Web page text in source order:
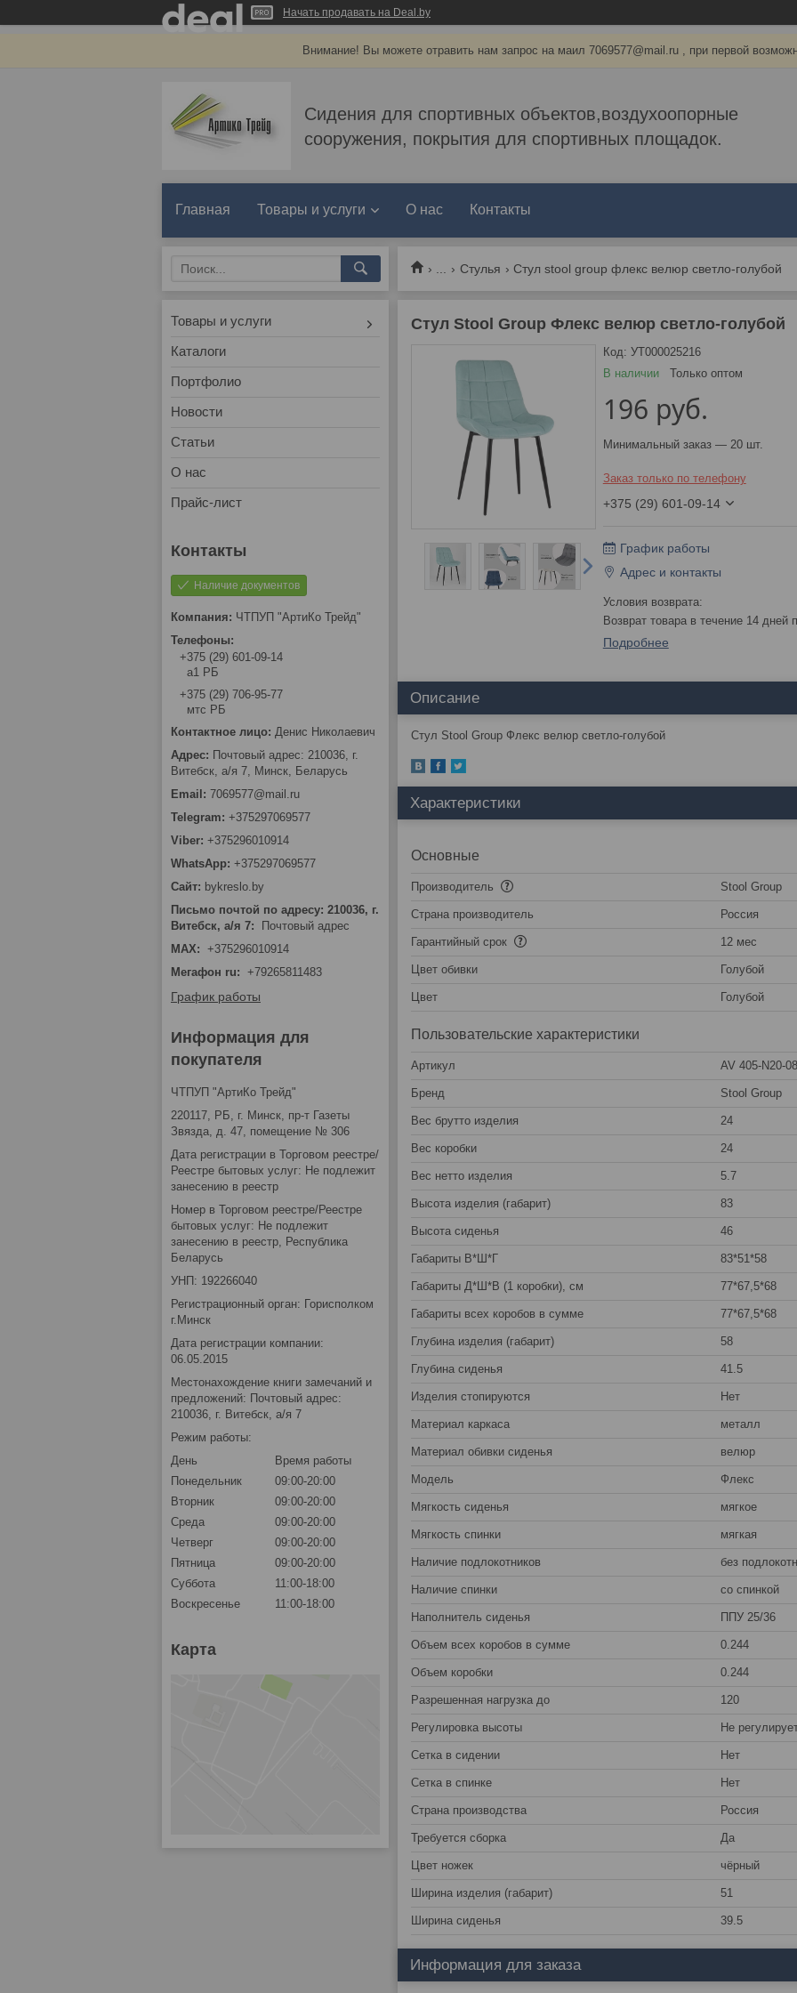
Начать продавать на Deal.by
Внимание! Вы можете отравить нам запрос на маил 7069577@mail.ru , при первой
Сидения для спортивных объектов,воздухоопорные
сооружения, покрытия для спортивных площадок.
Главная Товары и услуги О нас Контакты
Стулья Стул stool group флекс велюр светло-голубой
Стул Stool Group Флекс велюр светло-голубой
В наличии Только оптом
Код: УТ000025216
196 руб.
Минимальный заказ — 20 шт.
Заказ только по телефону
+375 (29) 601-09-14
График работы
Адрес и контакты
возврат товара в течение 14 дней
Подробнее
Описание
Стул Stool Group Флекс велюр светло-голубой
Характеристики
Основные
Производитель Stool Group
Страна производитель Россия
Гарантийный срок 12 мес
Цвет обивки Голубой
Цвет Голубой
Пользовательские характеристики
Артикул AV 405-N20-
Бренд Stool Group
Вес брутто изделия 24
Вес коробки 24
Вес нетто изделия 5.7
Высота изделия (габарит) 83
Высота сиденья 46
Габариты В*Ш*Г 83*51*58
Габариты Д*Ш*В (1 коробки), см 77*67,5*68
Габариты всех коробов в сумме 77*67,5*68
Глубина изделия (габарит) 58
Глубина сиденья 41.5
Изделия стопируются Нет
Материал каркаса металл
Материал обивки сиденья велюр
Модель Флекс
Мягкость сиденья мягкое
Мягкость спинки мягкая
Наличие подлокотников без
Наличие спинки со спинкой
Наполнитель сиденья ППУ 25/36
Объем всех коробов в сумме 0.244
Объем коробки 0.244
Разрешенная нагрузка до 120
Регулировка высоты Не
Сетка в сидении Нет
Сетка в спинке Нет
Страна производства Россия
Требуется сборка Да
Цвет ножек чёрный
Ширина изделия (габарит) 51
Ширина сиденья 39.5
Информация для заказа
Товары и услуги
Каталоги
Портфолио
Новости
Статьи
О нас
Прайс-лист
Наличие документов
ЧТПУП "АртиКо Трейд"
+375 (29) 601-09-14
а1 РБ
+375 (29) 706-95-77
мтс РБ
Денис Николаевич
Почтовый адрес: 210036, г.
Витебск, а/я 7, Минск, Беларусь
7069577@mail.ru
+375297069577
+375296010914
+375297069577
bykreslo.by
Письмо почтой по адресу: 210036, г.
Витебск, а/я 7
Почтовый адрес
MAX
+375296010914
Мегафон ru
+79265811483
График работы
Информация для
покупателя
ЧТПУП "АртиКо Трейд"
220117, РБ, г. Минск, пр-т Газеты
Звязда, д. 47, помещение № 306
Дата регистрации в Торговом реестре/
Реестре бытовых услуг: Не подлежит
занесению в реестр
Номер в Торговом реестре/Реестре
бытовых услуг: Не подлежит
занесению в реестр, Республика
Беларусь
УНП: 192266040
Регистрационный орган: Горисполком
г.Минск
Дата регистрации компании:
06.05.2015
Местонахождение книги замечаний и
предложений: Почтовый адрес:
210036, г. Витебск, а/я 7
Режим работы:
День
Время работы
Понедельник
09:00-20:00
Вторник
09:00-20:00
Среда
09:00-20:00
Четверг
09:00-20:00
Пятница
09:00-20:00
Суббота
11:00-18:00
Воскресенье
11:00-18:00
Карта